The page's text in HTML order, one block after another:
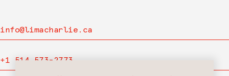
info@limacharlie.ca
+1 514 573-2773